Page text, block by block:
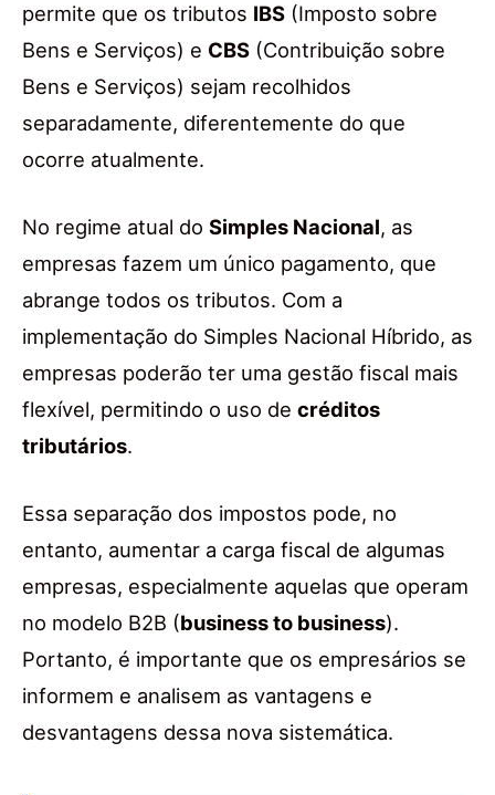
permite que os tributos IBS (Imposto sobre
Bens e Serviços) e CBS (Contribuição sobre
Bens e Serviços) sejam recolhidos
separadamente, diferentemente do que
ocorre atualmente.
No regime atual do Simples Nacional, as
empresas fazem um único pagamento, que
abrange todos os tributos. Com a
implementação do Simples Nacional Híbrido, as
empresas poderão ter uma gestão fiscal mais
flexível, permitindo o uso de créditos
tributários.
Essa separação dos impostos pode, no
entanto, aumentar a carga fiscal de algumas
empresas, especialmente aquelas que operam
no modelo B2B (business to business).
Portanto, é importante que os empresários se
informem e analisem as vantagens e
desvantagens dessa nova sistemática.